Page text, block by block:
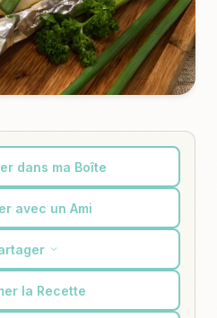
dans ma Boîte
avec un Ami
la Recette